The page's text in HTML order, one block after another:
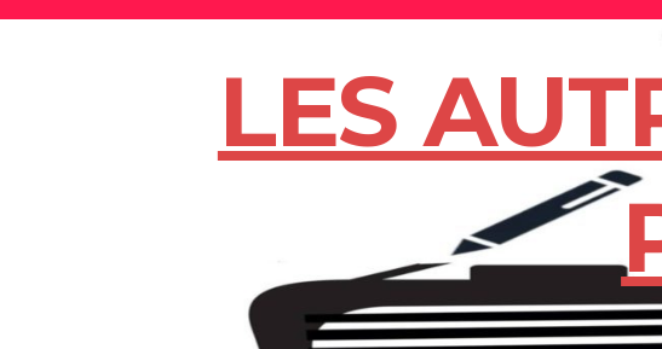
Skip
LES